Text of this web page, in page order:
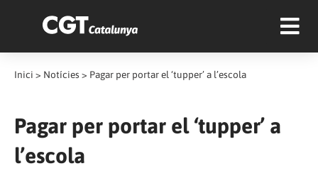
Inici > Notícies > Pagar per portar el ‘tupper’ a l’escola
Pagar per portar el ‘tupper’ a
l’escola